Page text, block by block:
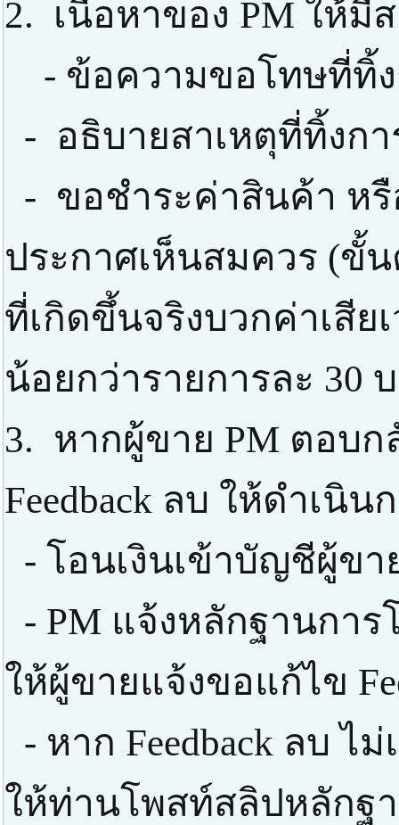
2. เนื้อหาของ PM ให้มี
- ข้อความขอโทษที่ทิ้ง
- อธิบายสาเหตุที่ทิ้งกา
- ขอชำระค่าสินค้า ห
ประกาศเห็นสมควร (ขั้
ที่เกิดขึ้นจริงบวกค่าเสีย
น้อยกว่ารายการละ 30
3. หากผู้ขาย PM ตอบ
Feedback ลบ ให้ดำเนิน
- โอนเงินเข้าบัญชีผู้ข
- PM แจ้งหลักฐานกา
ให้ผู้ขายแจ้งขอแก้ไข
- หาก Feedback ลบ ไ
ให้ท่านโพสท์สลิปหลักฐ